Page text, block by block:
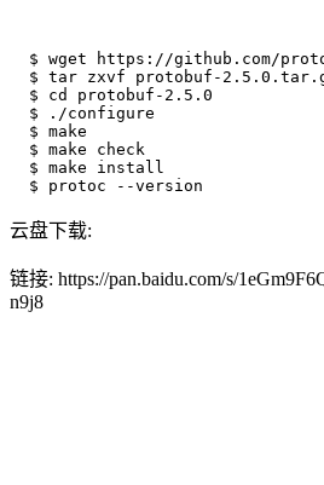
$ wget https://github.com/
$ tar zxvf protobuf-
  $ cd protobuf-2.5.0
  $ ./configure
  $ make
  $ make check
  $ make install
  $ protoc --version
云盘下载:
链接: https://pan.baidu.com/s/
n9j8